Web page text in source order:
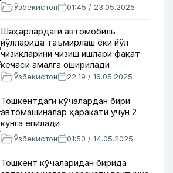
Ўзбекистон 01:45 / 23.05.2025
Шаҳарлардаги автомобиль
йўлларида таъмирлаш ёки йўл
чизиқларини чизиш ишлари фақат
кечаси амалга оширилади
Ўзбекистон 22:19 / 16.05.2025
Тошкентдаги кўчалардан бири
автомашиналар ҳаракати учун 2
кунга ёпилади
Ўзбекистон 01:50 / 14.05.2025
Тошкент кўчаларидан бирида